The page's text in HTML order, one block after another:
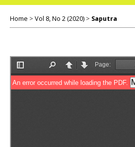
Home > Vol 8, No 2 (2020) > Saputra